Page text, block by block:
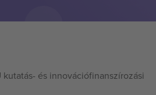
és innovációfinanszírozási